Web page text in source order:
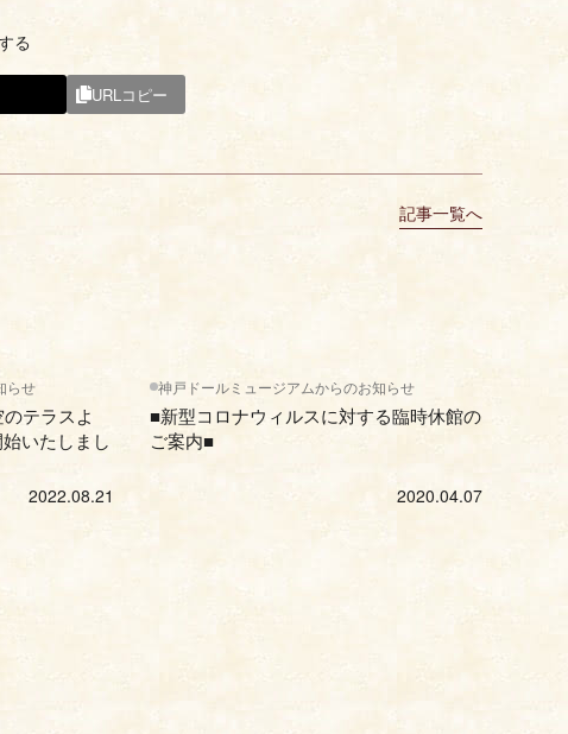
る
URLコピー
記事一覧へ
らせ
テラスよ
いたしまし
2022.08.21
神戸ドールミュージアムからのお知らせ
■新型コロナウィルスに対する臨時休館の
ご案内■
2020.04.07